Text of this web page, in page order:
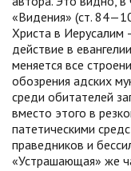
«Видения» (ст.
Христа в Иерусалим
действие в
меняется все
обозрения адских
среди обитателей
вместо этого в
патетическими
праведников и
«Устрашающая» же